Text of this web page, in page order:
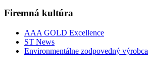
Firemná kultúra
AAA GOLD Excellence
ST News
Environmentálne zodpovedný výrobca